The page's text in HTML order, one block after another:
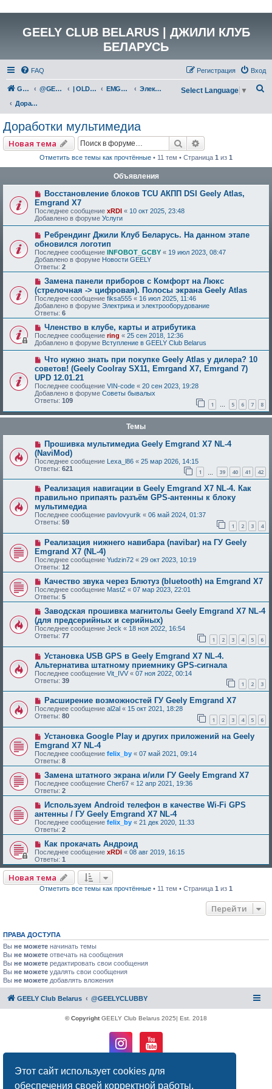
Этот сайт использует cookies для
обеспечения своей корректной работы.
GEELY CLUB BELARUS | ДЖИЛИ КЛУБ
БЕЛАРУСЬ
FAQ Вход
Регистрация
GEELY Club Belarus @GEELYCLUBBY | OLD GEELY EMGRAND X7 (NL-4)
Электрика и электрооборудование
Доработки мультимедиа
Select Language ▼
Доработки мультимедиа
Новая тема Поиск
Отметить все темы как прочтённые • 11 тем • Страница 1 из 1
Объявления
Восстановление блоков TCU АКПП DSI Geely Atlas,
Emgrand X7
Последнее сообщение xRDI « 10 окт 2025, 23:48
Добавлено в форуме Услуги
Ребрендинг Джили Клуб Беларусь. На данном этапе
обновился логотип
Последнее сообщение INFOBOT_GCBY « 19 июл 2023, 08:47
Добавлено в форуме Новости GEELY
Ответы: 2
Замена панели приборов с Комфорт на Люкс
(стрелочная -> цифровая). Полосы экрана Geely Atlas
Последнее сообщение fiksa555 « 16 июл 2025, 11:46
Добавлено в форуме Электрика и электрооборудование
Ответы: 6
Членство в клубе, карты и атрибутика
Последнее сообщение ring « 25 сен 2018, 12:36
Добавлено в форуме Вступление в GEELY Club Belarus
Что нужно знать при покупке Geely Atlas у дилера? 10
советов! (Geely Coolray SX11, Emrgand X7, Emrgand 7)
UPD 12.01.21
Последнее сообщение VIN-code « 20 сен 2023, 19:28
Добавлено в форуме Советы бывалых
Ответы: 109 1 … 5 6 7 8
Темы
Прошивка мультимедиа Geely Emgrand X7 NL-4
(NaviMod)
Последнее сообщение Lexa_l86 « 25 мар 2026, 14:15
Ответы: 621 1 39 40 41 42
Реализация навигации в Geely Emgrand X7 NL-4. Как
правильно припаять разъём GPS-антенны к блоку
мультимедиа
Последнее сообщение pavlovyurik « 06 май 2024, 01:37
Ответы: 59 1 2 3 4
Реализация нижнего навибара (navibar) на ГУ Geely
Emgrand X7 (NL-4)
Последнее сообщение Yudzin72 « 29 окт 2023, 10:19
Ответы: 12
Качество звука через Блютуз (bluetooth) на Emgrand X7
Последнее сообщение MastZ « 07 мар 2023, 22:01
Ответы: 5
Заводская прошивка магнитолы Geely Emgrand X7 NL-4
(для предсерийных и серийных)
Последнее сообщение Jeck « 18 ноя 2022, 16:54
Ответы: 77 1 2 3 4 5 6
Установка USB GPS в Geely Emgrand X7 NL-4.
Альтернатива штатному приемнику GPS-сигнала
Последнее сообщение Vit_IVV « 07 ноя 2022, 00:14
Ответы: 39 1 2 3
Расширение возможностей ГУ Geely Emgrand X7
Последнее сообщение al2al « 15 окт 2021, 18:28
Ответы: 80 1 2 3 4 5 6
Установка Google Play и других приложений на Geely
Emgrand X7 NL-4
Последнее сообщение felix_by « 07 май 2021, 09:14
Ответы: 8
Замена штатного экрана и/или ГУ Geely Emgrand X7
Последнее сообщение Cher67 « 12 апр 2021, 19:36
Ответы: 2
Используем Android телефон в качестве Wi-Fi GPS
антенны / ГУ Geely Emgrand X7 NL-4
Последнее сообщение felix_by « 21 дек 2020, 11:33
Ответы: 2
Как прокачать Андроид
Последнее сообщение xRDI « 08 авг 2019, 16:15
Ответы: 1
Новая тема
Отметить все темы как прочтённые • 11 тем • Страница 1 из 1
Перейти
ПРАВА ДОСТУПА
Вы не можете начинать темы
Вы не можете отвечать на сообщения
Вы не можете редактировать свои сообщения
Вы не можете удалять свои сообщения
Вы не можете добавлять вложения
GEELY Club Belarus @GEELYCLUBBY
© CopyrightGEELY Club Belarus 2025| Est. 2018
Создано на основе
® Forum Software © phpBB Limited
Русская поддержка phpBB